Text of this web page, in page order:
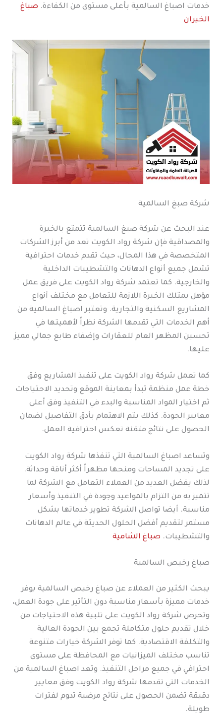
خدمات اصباغ السالمية بأعلى مستوى من الكفاءة. صباغ
الخيران
شركة صبغ السالمية
عند البحث عن شركة صبغ السالمية تتمتع بالخبرة
والمصداقية فإن شركة رواد الكويت تعد من أبرز الشركات
المتخصصة في هذا المجال، حيث تقدم خدمات احترافية
تشمل جميع أنواع الدهانات والتشطيبات الداخلية
والخارجية. كما تعتمد شركة رواد الكويت على فريق عمل
مؤهل يمتلك الخبرة اللازمة للتعامل مع مختلف أنواع
المشاريع السكنية والتجارية. وتعتبر اصباغ السالمية من
أهم الخدمات التي تقدمها الشركة نظراً لأهميتها في
تحسين المظهر العام للعقارات وإضفاء طابع جمالي مميز
عليها.
كما تعمل شركة رواد الكويت على تنفيذ المشاريع وفق
خطة عمل منظمة تبدأ بمعاينة الموقع وتحديد الاحتياجات
ثم اختيار المواد المناسبة والبدء في التنفيذ وفق أعلى
معايير الجودة. كذلك يتم الاهتمام بأدق التفاصيل لضمان
الحصول على نتائج متقنة تعكس احترافية العمل.
وتساعد اصباغ السالمية التي تنفذها شركة رواد الكويت
على تجديد المساحات ومنحها مظهراً أكثر أناقة وحداثة.
لذلك يفضل العديد من العملاء التعامل مع الشركة لما
تتميز به من التزام بالمواعيد وجودة في التنفيذ وأسعار
مناسبة. أيضا تواصل الشركة تطوير خدماتها بشكل
مستمر لتقديم أفضل الحلول الحديثة في عالم الدهانات
والتشطيبات. صباغ الشامية
صباغ رخيص السالمية
يبحث الكثير من العملاء عن صباغ رخيص السالمية يوفر
خدمات مميزة بأسعار مناسبة دون التأثير على جودة العمل،
وتحرص شركة رواد الكويت على تلبية هذه الاحتياجات من
خلال تقديم حلول متكاملة تجمع بين الجودة العالية
والتكلفة الاقتصادية. كما توفر الشركة خيارات متنوعة
تناسب مختلف الميزانيات مع المحافظة على مستوى
احترافي في جميع مراحل التنفيذ. وتعد اصباغ السالمية من
الخدمات التي تقدمها شركة رواد الكويت وفق معايير
دقيقة تضمن الحصول على نتائج مرضية تدوم لفترات
طويلة.